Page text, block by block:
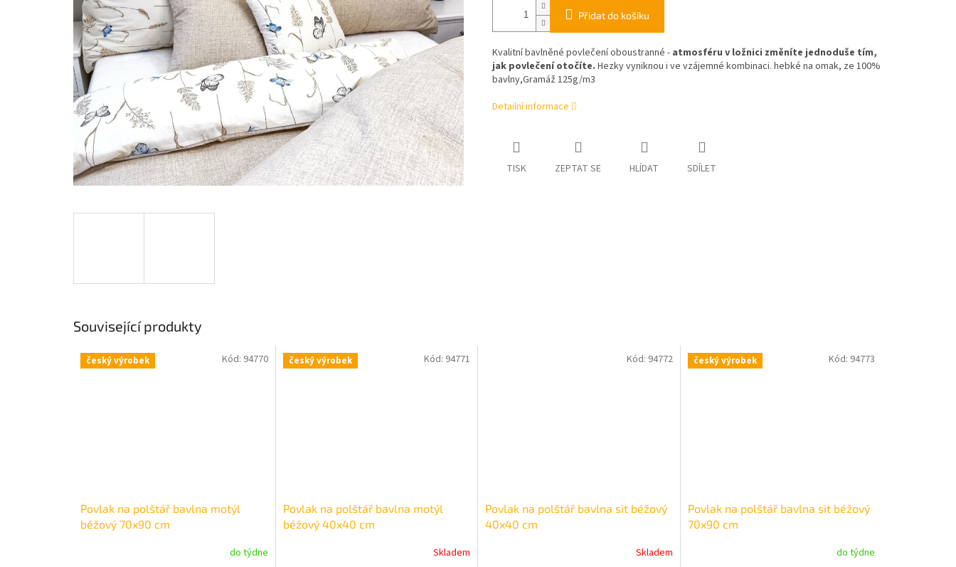
Přidat do košíku
Kvalitní bavlněné povlečení oboustranné - atmosféru v ložnici změníte jednoduše tím,
jak povlečení otočíte. Hezky vyniknou i ve vzájemné kombinaci. hebké na omak, ze 100%
bavlny,Gramáž 125g/m3
Detailní informace
TISK ZEPTAT SE HLÍDAT SDÍLET
Související produkty
český výrobek
Povlak na polštář bavlna motýl
béžový 70x90 cm
do týdne
Kód: 94770 český výrobek
Povlak na polštář bavlna motýl
béžový 40x40 cm
Skladem
Kód: 94771
Povlak na polštář bavlna sit béžový
40x40 cm
Skladem
Kód: 94772 český výrobek
Povlak na polštář bavlna sit béžový
70x90 cm
do týdne
Kód: 94773